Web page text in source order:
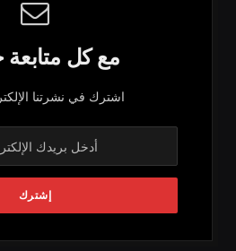
مع كل متابعة
اشترك في نشرتنا